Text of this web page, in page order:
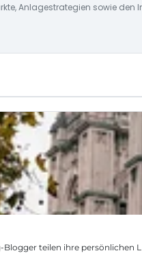
Anlagestrategien sowie
teilen ihre persönlichen